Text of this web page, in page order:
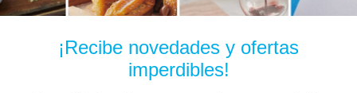
¡Recibe novedades y ofertas
imperdibles!